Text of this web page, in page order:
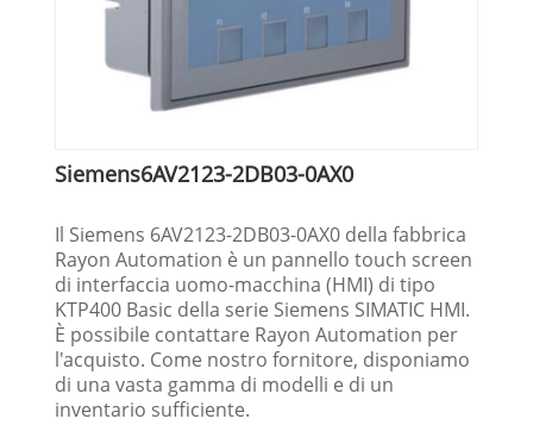
Siemens6AV2123-2DB03-0AX0
Il Siemens 6AV2123-2DB03-0AX0 della fabbrica
Rayon Automation è un pannello touch screen
di interfaccia uomo-macchina (HMI) di tipo
KTP400 Basic della serie Siemens SIMATIC HMI.
È possibile contattare Rayon Automation per
l'acquisto. Come nostro fornitore, disponiamo
di una vasta gamma di modelli e di un
inventario sufficiente.